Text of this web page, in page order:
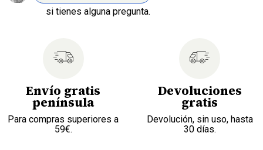
si tienes alguna pregunta.
Envío gratis
península
Para compras superiores a
59€.
Devoluciones
gratis
Devolución, sin uso, hasta
30 días.